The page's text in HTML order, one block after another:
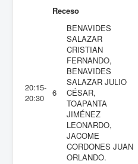
Receso
20:15-
20:30
6
BENAVIDES
SALAZAR
CRISTIAN
FERNANDO,
BENAVIDES
SALAZAR JULIO
CÉSAR,
TOAPANTA
JIMÉNEZ
LEONARDO,
JACOME
CORDONES JUAN
ORLANDO.